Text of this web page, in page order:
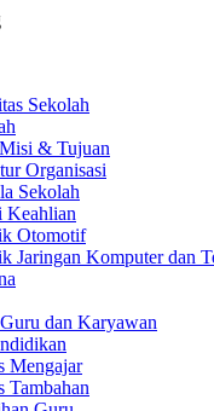
Sekolah
& Tujuan
Organisasi
Sekolah
Keahlian
Otomotif
Jaringan Komputer dan
dan Karyawan
Mengajar
Tambahan